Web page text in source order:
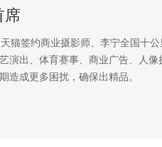
席
猫签约商业摄影师、李宁全国十
演出、体育赛事、商业广告、人
造成更多困扰，确保出精品。